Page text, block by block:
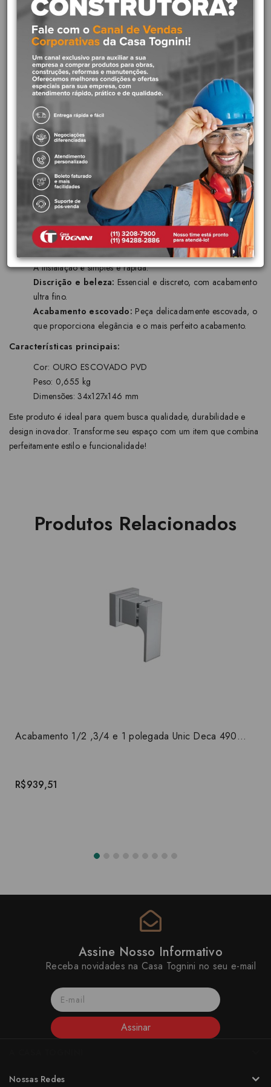
ouro escovado foi pensado para ambientes que buscam por
simplicidade e elegância, com uma única peça, que intuitivamente
indica o local para acionar a água. Além disso, o produto exige
baixa força para o acionamento, facilitando o uso durante o dia a
dia. Para se tornar ainda mais prático, o acabamento é compatível
com as opções de válvulas de descarga da Docol.
Design diferenciado que combina com qualquer
ambiente:A linha DocolFlat integra-se completamente ao
espaço. Equilíbrio perfeito entre tamanho, forma e
acabamento.
Docol Chroma:
Acabamentos feitos com tecnologia de
ponta, que revelam a beleza e a pureza das cores dos metais
nobres.
Versátil e fácil de instalar:Os acabamentos para válvula
de descarga DocolFlat é compatível com qualquer base
Docol e não requer nenhum tipo de modificação hidráulica.
A instalação é simples e rápida.
Discrição e beleza: Essencial e discreto, com acabamento
ultra fino.
Acabamento escovado: Peça delicadamente escovada, o
que proporciona elegância e o mais perfeito acabamento.
Características principais:
Cor: OURO ESCOVADO PVD
Peso: 0,655 kg
Dimensões: 34x127x146 mm
Este produto é ideal para quem busca qualidade, durabilidade e
design inovador. Transforme seu espaço com um item que combina
perfeitamente estilo e funcionalidade!
Produtos Relacionados
Acabamento 1/2 ,3/4 e 1 polegada Unic Deca 4900.C90.PQ
R$939,51
Assine Nosso Informativo
Receba novidades na Casa Tognini no seu e-mail
Assinar
Nossas Redes